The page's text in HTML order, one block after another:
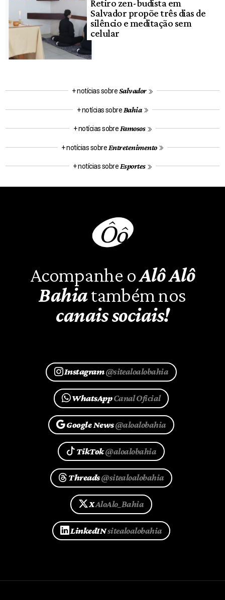
Retiro zen-budista em
Salvador propõe três dias de
silêncio e meditação sem
celular
+ notícias sobreSalvador
+ notícias sobre Bahia
+ notícias sobre Famosos
+ notícias sobre Entretenimento
+ notícias sobre Esportes
Acompanhe oAlô Alô
Bahiatambém nos
canais sociais!
Instagram@sitealoalobahia
WhatsAppCanal Oficial
Google News@aloalobahia
TikTok@aloalobahia
Threads@sitealoalobahia
XAloAlo_Bahia
LinkedINsitealoalobahia